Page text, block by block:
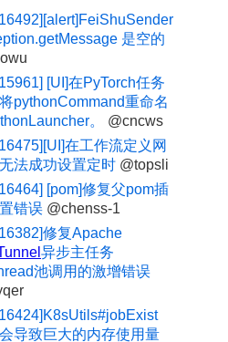
是空的
[UI]在PyTorch任务
pythonCommand重命名
。
@cncws
在工作流定义网
法成功设置定时 @topsli
[pom]修复父pom插
错误 @chenss-1
修复Apache
异步主任务
池调用的激增错误
导致巨大的内存使用量